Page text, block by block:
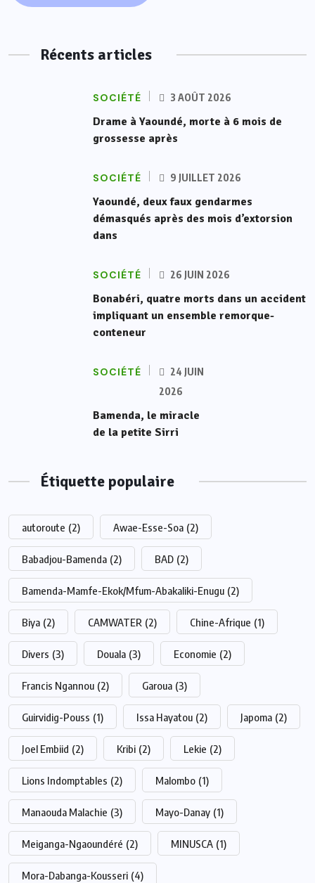
Récents articles
SOCIÉTÉ 3 AOÛT 2026
Drame à Yaoundé, morte à 6 mois de
grossesse après
SOCIÉTÉ 9 JUILLET 2026
Yaoundé, deux faux gendarmes
démasqués après des mois d’extorsion
dans
SOCIÉTÉ 26 JUIN 2026
Bonabéri, quatre morts dans un accident
impliquant un ensemble remorque-
conteneur
SOCIÉTÉ
24 JUIN
2026
Bamenda, le miracle
de la petite Sirri
Étiquette populaire
autoroute (2) Awae-Esse-Soa (2)
Babadjou-Bamenda (2) BAD (2)
Bamenda-Mamfe-Ekok/Mfum-Abakaliki-Enugu (2)
Biya (2) CAMWATER (2) Chine-Afrique (1)
Divers (3) Douala (3) Economie (2)
Francis Ngannou (2) Garoua (3)
Guirvidig-Pouss (1) Issa Hayatou (2) Japoma (2)
Joel Embiid (2) Kribi (2) Lekie (2)
Lions Indomptables (2) Malombo (1)
Manaouda Malachie (3) Mayo-Danay (1)
Meiganga-Ngaoundéré (2) MINUSCA (1)
Mora-Dabanga-Kousseri (4)